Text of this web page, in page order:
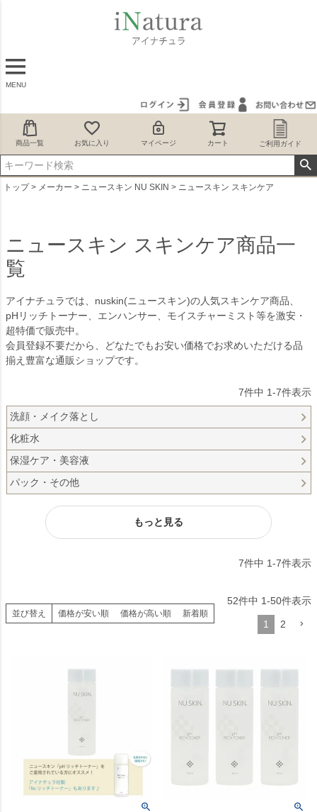
MENU
商品一覧 お気に入り マイページ カート ご利用ガイド
トップ メーカー ニュースキン NU SKIN ニュースキン スキンケア
ニュースキン スキンケア商品一
覧
アイナチュラでは、nuskin(ニュースキン)の人気スキンケア商品、
pHリッチトーナー、エンハンサー、モイスチャーミスト等を激安・
超特価で販売中。
会員登録不要だから、どなたでもお安い価格でお求めいただける品
揃え豊富な通販ショップです。
7件中 1-7件表示
洗顔・メイク落とし
化粧水
保湿ケア・美容液
パック・その他
もっと見る
7件中 1-7件表示
並び替え 価格が安い順 価格が高い順 新着順
52件中 1-50件表示
1 2